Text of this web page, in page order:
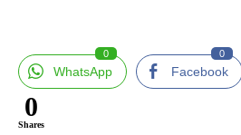
WhatsApp
0
Facebook
0
0
Shares